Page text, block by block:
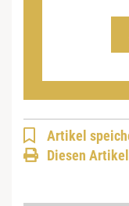
Artikel
Diesen